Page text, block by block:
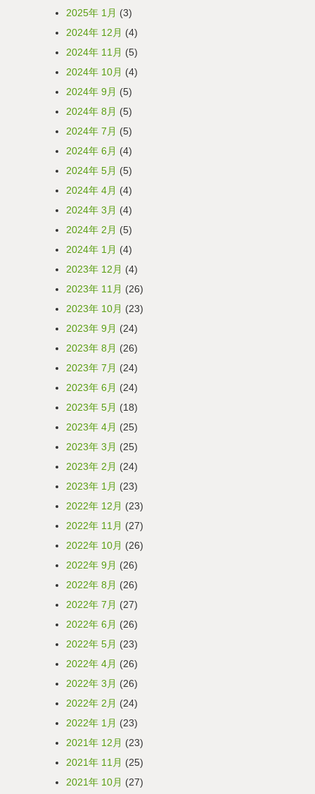
2025年 1月 (3)
2024年 12月 (4)
2024年 11月 (5)
2024年 10月 (4)
2024年 9月 (5)
2024年 8月 (5)
2024年 7月 (5)
2024年 6月 (4)
2024年 5月 (5)
2024年 4月 (4)
2024年 3月 (4)
2024年 2月 (5)
2024年 1月 (4)
2023年 12月 (4)
2023年 11月 (26)
2023年 10月 (23)
2023年 9月 (24)
2023年 8月 (26)
2023年 7月 (24)
2023年 6月 (24)
2023年 5月 (18)
2023年 4月 (25)
2023年 3月 (25)
2023年 2月 (24)
2023年 1月 (23)
2022年 12月 (23)
2022年 11月 (27)
2022年 10月 (26)
2022年 9月 (26)
2022年 8月 (26)
2022年 7月 (27)
2022年 6月 (26)
2022年 5月 (23)
2022年 4月 (26)
2022年 3月 (26)
2022年 2月 (24)
2022年 1月 (23)
2021年 12月 (23)
2021年 11月 (25)
2021年 10月 (27)